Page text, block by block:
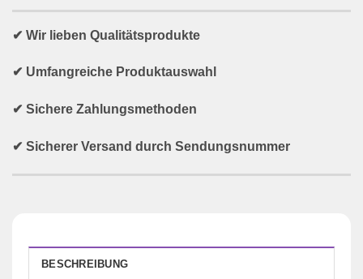
✔ Wir lieben Qualitätsprodukte
✔ Umfangreiche Produktauswahl
✔ Sichere Zahlungsmethoden
✔ Sicherer Versand durch Sendungsnummer
BESCHREIBUNG